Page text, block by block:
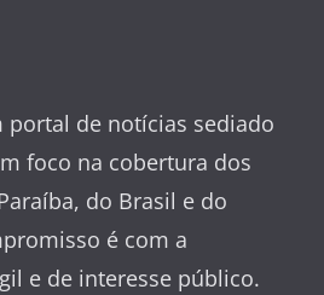
portal de notícias sediado
foco na cobertura dos
do Brasil e do
é com a
e de interesse público.